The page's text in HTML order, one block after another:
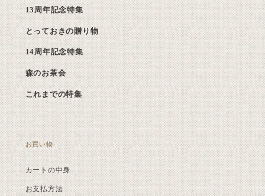
13周年記念特集
とっておきの贈り物
14周年記念特集
森のお茶会
これまでの特集
お買い物
カートの中身
お支払方法